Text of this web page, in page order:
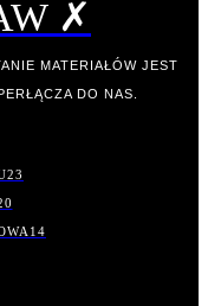
✗
MATERIAŁÓW JEST
DO NAS.
23
14